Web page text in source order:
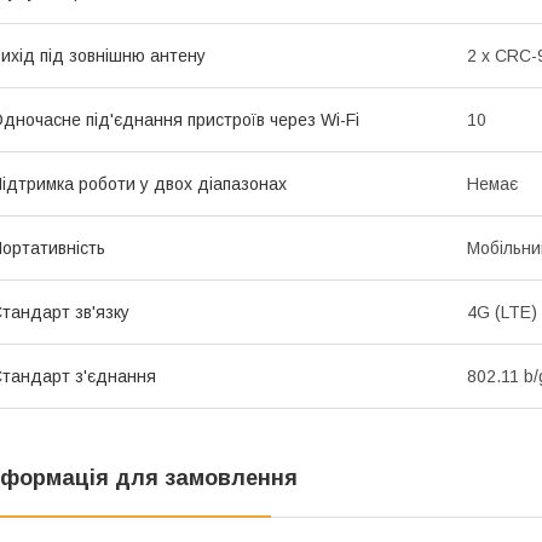
під зовнішню антену 2 x CRC-
під'єднання пристроїв через Wi-Fi 10
роботи у двох діапазонах Немає
зв'язку 4G (LTE)
з'єднання 802.11
для замовлення